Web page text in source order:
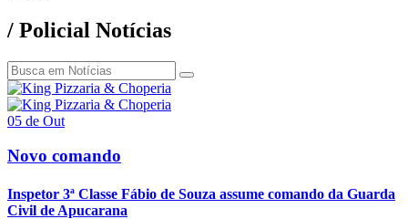
/ Policial Notícias
05 de Out
Novo comando
Inspetor 3ª Classe Fábio de Souza assume comando da Guarda
Civil de Apucarana